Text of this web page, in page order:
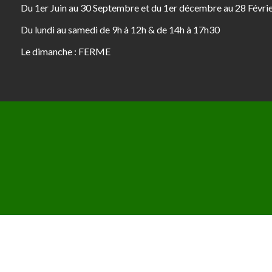
Du 1er Juin au 30 Septembre et du 1er décembre au 28
Du lundi au samedi de 9h à 12h & de 14h à 17h30
Le dimanche : FERME